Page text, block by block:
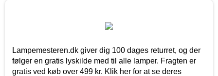
Lampemesteren.dk giver dig 100 dages returret, og der
følger en gratis lyskilde med til alle lamper. Fragten er
gratis ved køb over 499 kr. Klik her for at se deres